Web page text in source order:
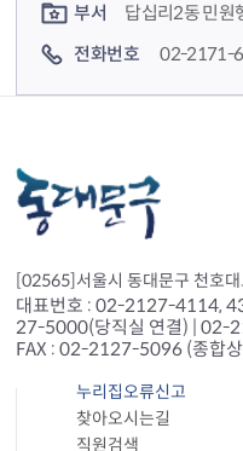
부서
답십리2동 민원
전화번호
02-2171-
[02565]서울시 동대문구 천호
대표번호 : 02-2127-4114,
27-5000(당직실 연결) | 02-
FAX : 02-2127-5096 (종합
누리집오류신고
찾아오시는길
직원검색